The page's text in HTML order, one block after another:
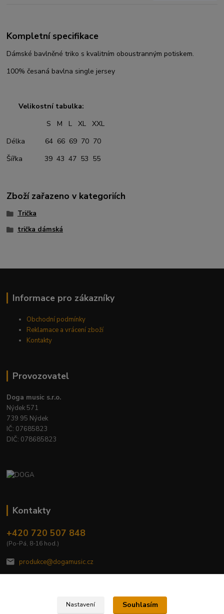
Kompletní specifikace
Dámské bavlněné triko s kvalitním oboustranným potiskem.
100% česaná bavlna single jersey
Velikostní tabulka:
S M L XL XXL
Délka 64 66 69 70 70
Šířka 39 43 47 53 55
Zboží zařazeno v kategoriích
Trička
trička dámská
Informace pro zákazníky
Obchodní podmínky
Reklamace a vrácení zboží
Kontakty
Provozovatel
Doga music s.r.o.
Nýdek 571
739 95 Nýdek
IČ: 07685823
DIČ: 078685823
Kontakty
+420 720 507 848
(Po-Pá, 8-16 hod.)
produkce@dogamusic.cz
Nastavení Souhlasím